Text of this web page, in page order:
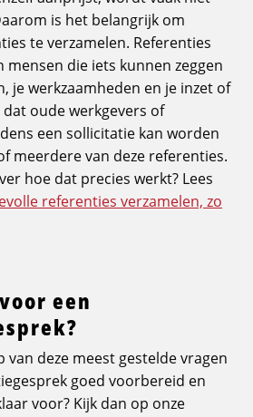
is het belangrijk om
te verzamelen. Referenties
mensen die iets kunnen zeggen
je werkzaamheden en je inzet of
oude werkgevers of
een sollicitatie kan worden
meerdere van deze referenties.
hoe dat precies werkt? Lees
referenties verzamelen, zo
een
van deze meest gestelde vragen
goed voorbereid en
voor? Kijk dan op onze